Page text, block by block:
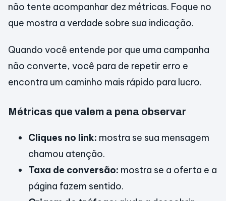
não tente acompanhar dez métricas. Foque no
que mostra a verdade sobre sua indicação.
Quando você entende por que uma campanha
não converte, você para de repetir erro e
encontra um caminho mais rápido para lucro.
Métricas que valem a pena observar
Cliques no link: mostra se sua mensagem
chamou atenção.
Taxa de conversão: mostra se a oferta e a
página fazem sentido.